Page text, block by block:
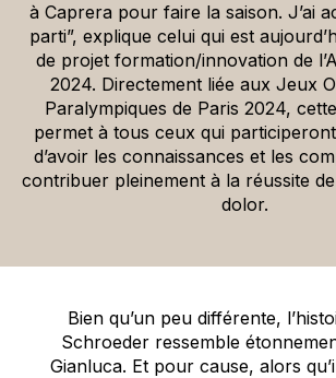
à Caprera pour faire la saison. J’ai
parti”, explique celui qui est
de projet formation/innovation de
2024. Directement liée aux Jeux
Paralympiques de Paris 2024,
permet à tous ceux qui participeront
d’avoir les connaissances et les
contribuer pleinement à la réussite
dolor.
Bien qu’un peu différente,
Schroeder ressemble
Gianluca. Et pour cause, alors